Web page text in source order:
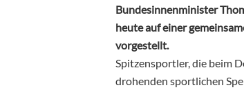
Bundesinnenminister
heute auf einer
vorgestellt.
Spitzensportler, die beim
drohenden sportlichen